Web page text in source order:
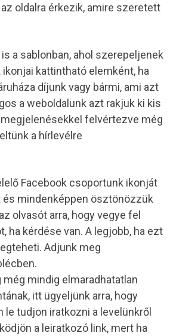
oldalra érkezik, amire szeretett
a sablonban, ahol szerepeljenek
kattintható elemként, ha
díjunk vagy bármi, ami azt
a weboldalunk azt rakjuk ki kis
felvértezve még
a hírlevélre
Facebook csoportunk ikonját
mindenképpen ösztönözzük
olvasót arra, hogy vegye fel
ha kérdése van. A legjobb, ha ezt
Adjunk meg
mindig elmaradhatatlan
itt ügyeljünk arra, hogy
le tudjon iratkozni a levelünkről
a leiratkozó link, mert ha